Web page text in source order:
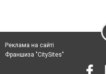
Реклама на сайті
Франшиза "CitySites"